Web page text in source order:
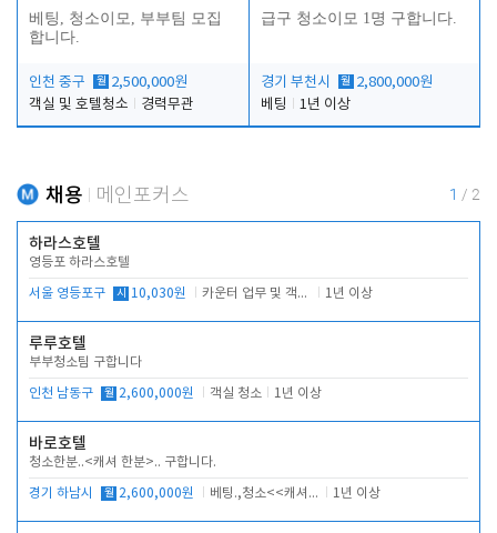
베팅, 청소이모, 부부팀 모집
합니다.
인천 중구 월 2,500,000원
객실 및 호텔청소
경력무관
급구 청소이모 1명 구합니다.
경기 부천시 월 2,800,000원
베팅
1년 이상
채용 메인포커스 1 / 2
하라스호텔
영등포 하라스호텔
서울 영등포구 시 10,030원 카운터 업무 및 객실관리(청소상태 확인, 객실판매) 1년 이상
루루호텔
부부청소팀 구합니다
인천 남동구 월 2,600,000원 객실 청소 1년 이상
바로호텔
청소한분..<캐셔 한분>.. 구합니다.
경기 하남시 월 2,600,000원 베팅.,청소<<캐셔 모셔봅니다. 1년 이상